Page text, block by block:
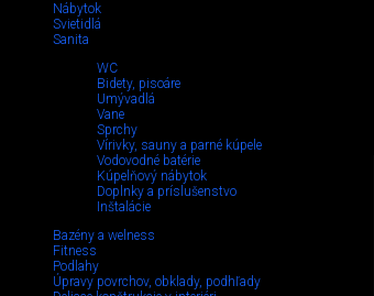
Nábytok
Svietidlá
Sanita
WC
Bidety, pisoáre
Umývadlá
Vane
Sprchy
Vírivky, sauny a parné kúpele
Vodovodné batérie
Kúpelňový nábytok
Doplnky a príslušenstvo
Inštalácie
Bazény a welness
Fitness
Podlahy
Úpravy povrchov, obklady, podhľady